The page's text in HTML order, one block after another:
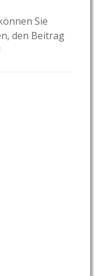
Sie
den Beitrag